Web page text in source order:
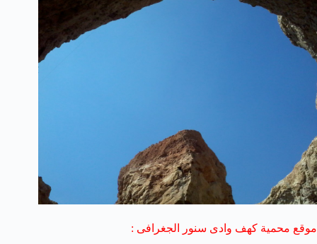
موقع محمية كهف وادى سنور الجغرافى :